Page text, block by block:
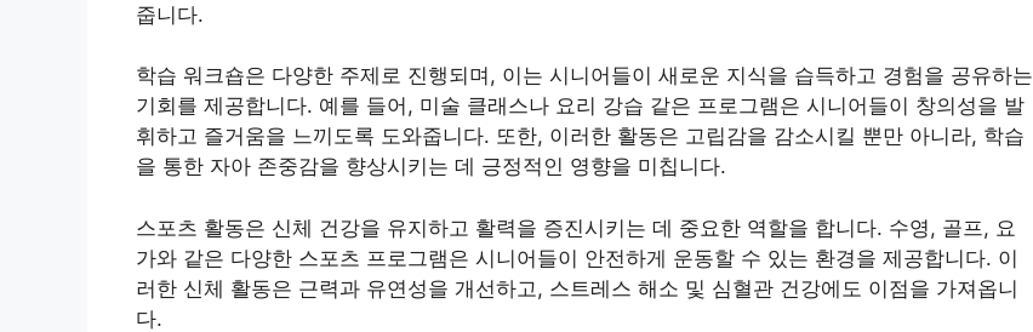
줍니다.
학습 워크숍은 다양한 주제로 진행되며, 이는 시니어들이 새로운 지식을 습득하고 경험을 공유하는
기회를 제공합니다. 예를 들어, 미술 클래스나 요리 강습 같은 프로그램은 시니어들이 창의성을 발
휘하고 즐거움을 느끼도록 도와줍니다. 또한, 이러한 활동은 고립감을 감소시킬 뿐만 아니라, 학습
을 통한 자아 존중감을 향상시키는 데 긍정적인 영향을 미칩니다.
스포츠 활동은 신체 건강을 유지하고 활력을 증진시키는 데 중요한 역할을 합니다. 수영, 골프, 요
가와 같은 다양한 스포츠 프로그램은 시니어들이 안전하게 운동할 수 있는 환경을 제공합니다. 이
러한 신체 활동은 근력과 유연성을 개선하고, 스트레스 해소 및 심혈관 건강에도 이점을 가져옵니
다.